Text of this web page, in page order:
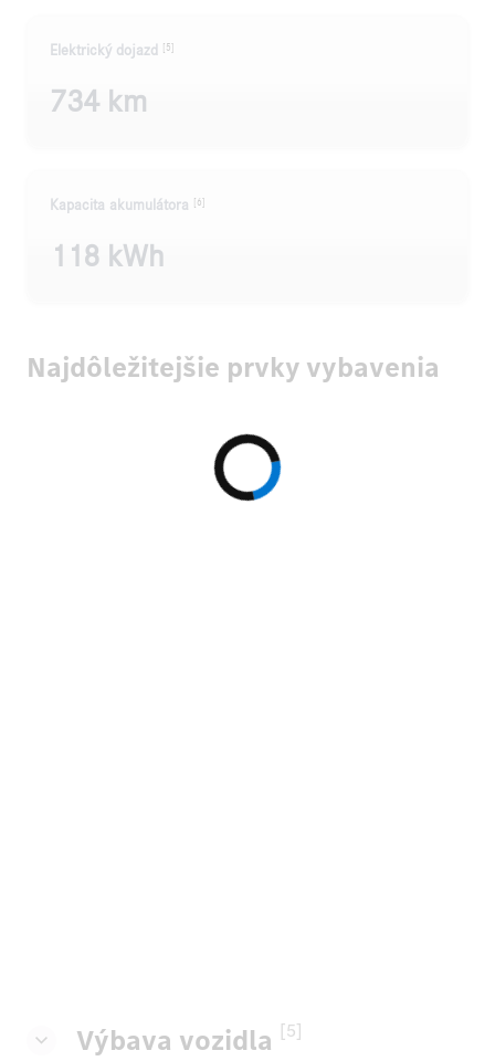
Elektrický dojazd [5]
734 km
Kapacita akumulátora [6]
118 kWh
Najdôležitejšie prvky vybavenia
Výbava vozidla [5]